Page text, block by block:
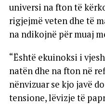
universi na fton të
rigjejmë veten dhe të
na ndikojnë për muaj
“Është ekuinoksi i
natën dhe na fton në
nënvizuar se kjo javë
tensione, lëvizje të